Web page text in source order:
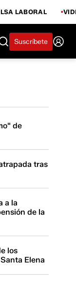
LABORAL
Suscríbete
de
tras
a la
de la
los
Elena